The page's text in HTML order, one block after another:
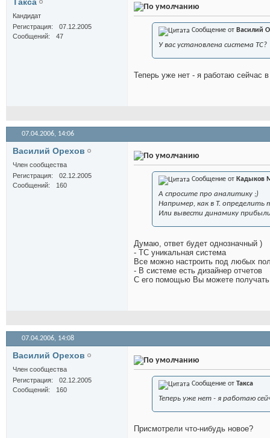
Такса
Кандидат
Регистрация
07.12.2005
Сообщений
47
Сообщение от Василий
У вас установлена система ТС?
Теперь уже нет - я работаю сейчас
07.04.2006, 14:06
Василий Орехов
Член сообщества
Регистрация
02.12.2005
Сообщений
160
Сообщение от Кадыков
А спросите про аналитику ;)
Например, как в Т.
Или вывести динамику
Думаю, ответ будет однозначный )
- ТС уникальная система
Все можно настроить под любых
- В системе есть дизайнер отчетов
С его помощью Вы можете
07.04.2006, 14:08
Василий Орехов
Член сообщества
Регистрация
02.12.2005
Сообщений
160
Сообщение от Такса
Теперь уже нет - я работаю
Присмотрели что-нибудь новое?